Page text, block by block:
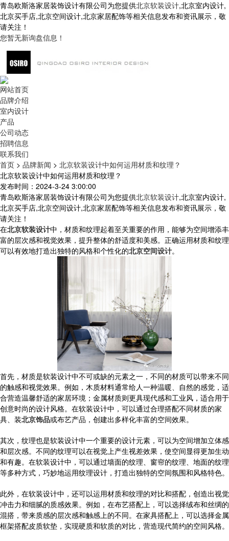
青岛欧斯洛家居装饰设计有限公司为您提供北京软装设计,北京室内设计,
北京买手店,北京空间设计,北京家居配饰等相关信息发布和资讯展示，敬
请关注！
您暂无新询盘信息！
网站首页
品牌介绍
室内设计
产品
公司动态
招聘信息
联系我们
首页 > 品牌新闻 > 北京软装设计中如何运用材质和纹理？
北京软装设计中如何运用材质和纹理？
发布时间：2024-3-24 3:00:00
青岛欧斯洛家居装饰设计有限公司为您提供北京软装设计,北京室内设计,
北京买手店,北京空间设计,北京家居配饰等相关信息发布和资讯展示，敬
请关注！
在北京软装设计中，材质和纹理起着至关重要的作用，能够为空间增添丰
富的层次感和视觉效果，提升整体的舒适度和美感。正确运用材质和纹理
可以有效地打造出独特的风格和个性化的北京空间设计。
首先，材质是软装设计中不可或缺的元素之一，不同的材质可以带来不同
的触感和视觉效果。例如，木质材料通常给人一种温暖、自然的感觉，适
合营造温馨舒适的家居环境；金属材质则更具现代感和工业风，适合用于
创意时尚的设计风格。在软装设计中，可以通过合理搭配不同材质的家
具、装北京饰品或布艺产品，创建出多样化丰富的空间效果。
其次，纹理也是软装设计中一个重要的设计元素，可以为空间增加立体感
和层次感。不同的纹理可以在视觉上产生视差效果，使空间显得更加生动
和有趣。在软装设计中，可以通过墙面的纹理、窗帘的纹理、地面的纹理
等多种方式，巧妙地运用纹理设计，打造出独特的空间氛围和风格特色。
此外，在软装设计中，还可以运用材质和纹理的对比和搭配，创造出视觉
冲击力和细腻的质感效果。例如，在布艺搭配上，可以选择绒布和丝绸的
混搭，带来质感的层次感和触感上的不同。在家具搭配上，可以选择金属
框架搭配皮质软垫，实现硬质和软质的对比，营造现代简约的空间风格。